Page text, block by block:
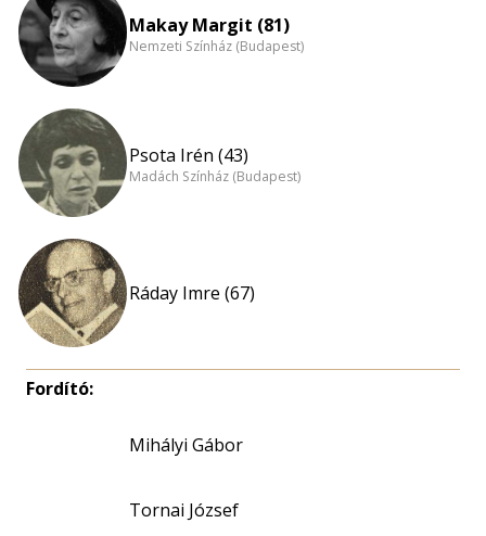
Makay Margit (81)
Nemzeti Színház (Budapest)
Psota Irén (43)
Madách Színház (Budapest)
Ráday Imre (67)
Fordító:
Mihályi Gábor
Tornai József